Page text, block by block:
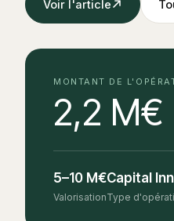
Voir l'article
MONTANT DE
2,2 M€
5–10 M€
Valorisation
Capital
Type